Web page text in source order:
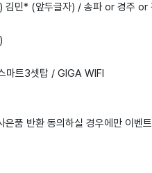
김민* (앞두글자) / 송파 or 경주
마트3셋탑 / GIGA WIFI
품 반환 동의하실 경우에만 이벤